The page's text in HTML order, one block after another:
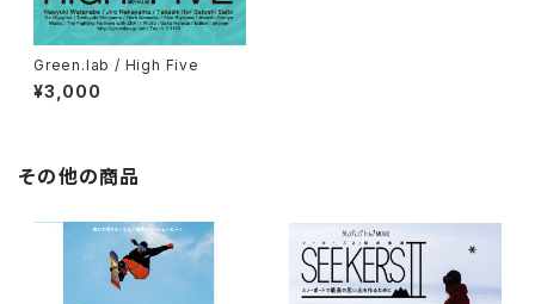
Green.lab / High Five
¥3,000
その他の商品